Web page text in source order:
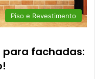
Piso e Revestimento
para fachadas: